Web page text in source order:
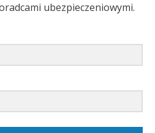
ubezpieczeniowymi.